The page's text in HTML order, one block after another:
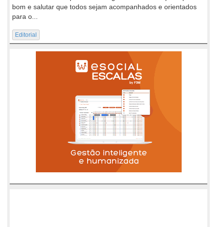
bom e salutar que todos sejam acompanhados e orientados
para o...
Editorial